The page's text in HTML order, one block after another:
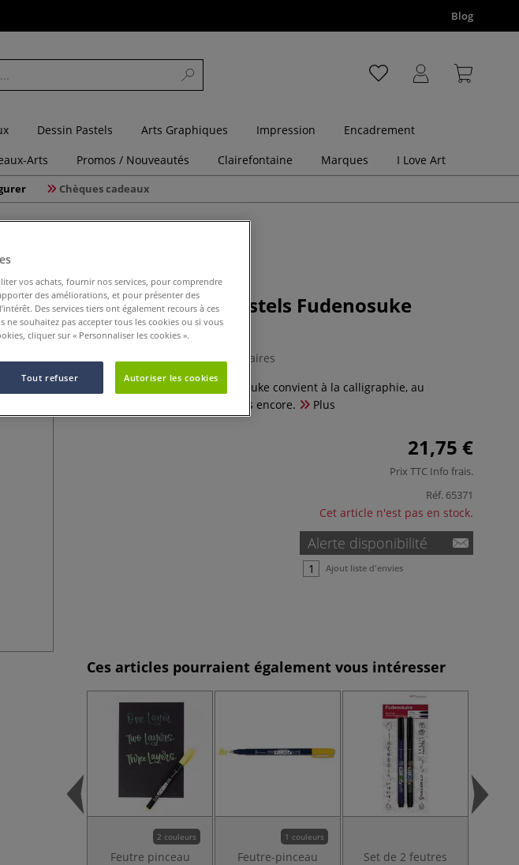
Blog
Dessin Pastels Arts Graphiques Impression
Encadrement
Arts Promos / Nouveautés Clairefontaine Marques I Love Art
Chèques cadeaux
Set de 6 feutres pastels Fudenosuke
Tombow
0 Commentaires
Ce set de 6 feutres fluos Fudenosuke convient à la calligraphie, au
lettering, aux croquis et bien plus encore.
Plus
21,75 €
Prix TTC Info frais.
Réf. 65371
Cet article n'est pas en stock.
Alerte disponibilité
Ajout liste d'envies
Ces articles pourraient également vous intéresser
2 couleurs
Feutre pinceau
1 couleurs
Feutre-pinceau
Set de 2 feutres
vos achats, fournir nos services, pour comprendre
des améliorations, et pour présenter des
Des services tiers ont également recours à ces
souhaitez pas accepter tous les cookies ou si vous
cliquer sur « Personnaliser les cookies ».
Tout refuser Autoriser les cookies